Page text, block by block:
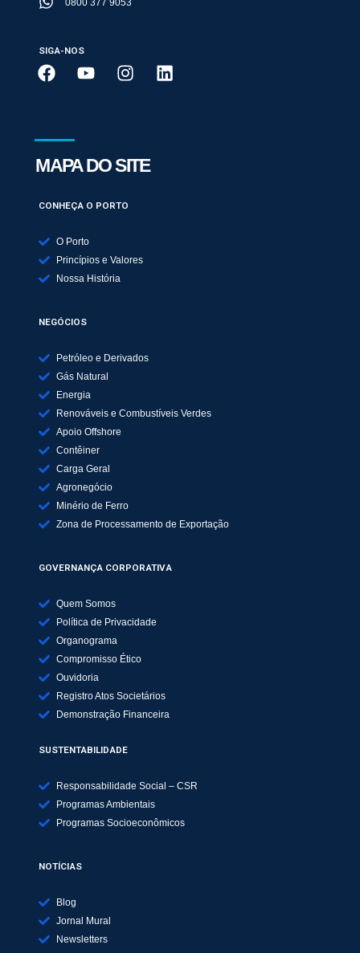
0800 377 9053
SIGA-NOS
MAPA DO SITE
CONHEÇA O PORTO
O Porto
Princípios e Valores
Nossa História
NEGÓCIOS
Petróleo e Derivados
Gás Natural
Energia
Renováveis e Combustíveis Verdes
Apoio Offshore
Contêiner
Carga Geral
Agronegócio
Minério de Ferro
Zona de Processamento de Exportação
GOVERNANÇA CORPORATIVA
Quem Somos
Política de Privacidade
Organograma
Compromisso Ético
Ouvidoria
Registro Atos Societários
Demonstração Financeira
SUSTENTABILIDADE
Responsabilidade Social – CSR
Programas Ambientais
Programas Socioeconômicos
NOTÍCIAS
Blog
Jornal Mural
Newsletters